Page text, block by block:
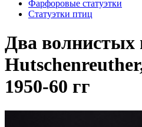
Фарфоровые статуэтки
Cтатуэтки птиц
Два волнистых
1950-60 гг